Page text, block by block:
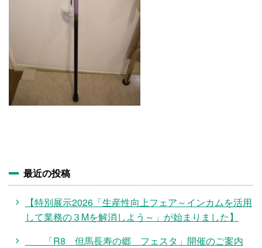
最近の投稿
【特別展示2026「生産性向上フェア～インカムを活用
して業務の３Mを解消しよう～」が始まりました】
「R8 但馬長寿の郷 フェスタ」開催のご案内